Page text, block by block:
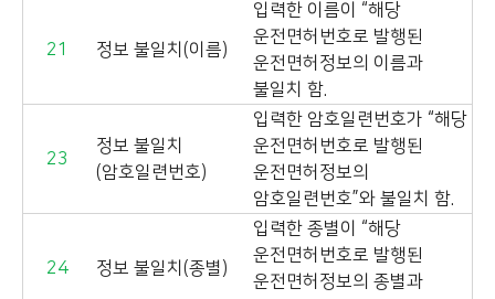
21 정보 불일치(이름)
입력한 이름이 “해당
운전면허번호로 발행된
운전면허정보의 이름과
불일치 함.
23
정보 불일치
(암호일련번호)
입력한 암호일련번호가 “해당
운전면허번호로 발행된
운전면허정보의
암호일련번호”와 불일치 함.
24 정보 불일치(종별)
입력한 종별이 “해당
운전면허번호로 발행된
운전면허정보의 종별과